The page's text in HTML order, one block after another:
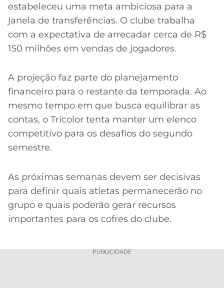
estabeleceu uma meta ambiciosa para a
janela de transferências. O clube trabalha
com a expectativa de arrecadar cerca de R$
150 milhões em vendas de jogadores.
A projeção faz parte do planejamento
financeiro para o restante da temporada. Ao
mesmo tempo em que busca equilibrar as
contas, o Tricolor tenta manter um elenco
competitivo para os desafios do segundo
semestre.
As próximas semanas devem ser decisivas
para definir quais atletas permanecerão no
grupo e quais poderão gerar recursos
importantes para os cofres do clube.
PUBLICIDADE